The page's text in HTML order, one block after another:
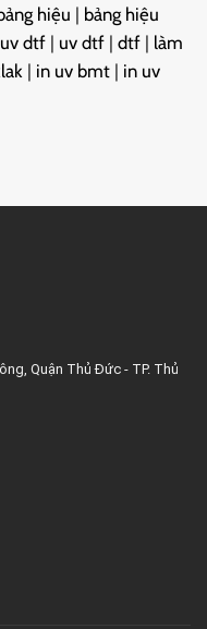
hiệu | bảng hiệu
dtf | uv dtf | dtf | làm
| in uv bmt | in uv
Quận Thủ Đức - TP. Thủ